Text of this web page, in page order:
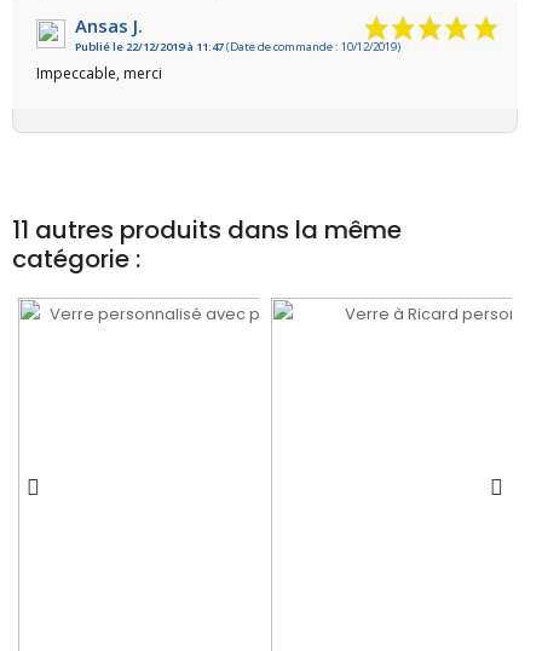
VOIR L'ATTESTATION
Ansas J.
Publié le 22/12/2019 à 11:47(Date de commande : 10/12/2019)
Impeccable, merci
11 autres produits dans la même
catégorie :